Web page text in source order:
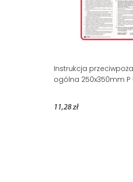
Instrukcja
ogólna 250x350mm P
11,28 zł